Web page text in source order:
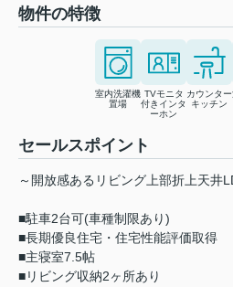
物件の特徴
室内洗濯機
置場
TVモニタ
付きインタ
ーホン
カウンター
キッチン
セールスポイント
～開放感あるリビング上部折上天井
■駐車2台可(車種制限あり)
■長期優良住宅・住宅性能評価取得
■主寝室7.5帖
■リビング収納2ヶ所あり